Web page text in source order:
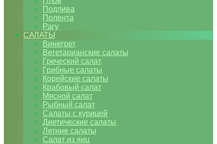
Подлива
Полента
Рагу
САЛАТЫ
Винегрет
Вегетарианские салаты
Греческий салат
Грибные салаты
Корейские салаты
Крабовый салат
Мясной салат
Рыбный салат
Салаты с курицей
Диетические салаты
Летние салаты
Салат из яиц